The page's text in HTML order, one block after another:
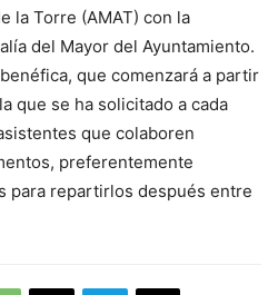
la Torre (AMAT) con la
del Mayor del Ayuntamiento.
que comenzará a partir
que se ha solicitado a cada
que colaboren
preferentemente
para repartirlos después entre